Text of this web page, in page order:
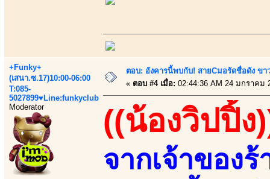
+Funky+
(เสนา.ซ.17)10:00-06:00
T:085-
5027899♥Line:funkyclub
Moderator
ตอบ: อังคารนี้พบกับ! สายCมอรัดชื่อดัง ขา
« ตอบ #4 เมื่อ: 02:44:36 AM 24 มกราคม
((น้องวิปปิ้ง
จากเจ้าของ